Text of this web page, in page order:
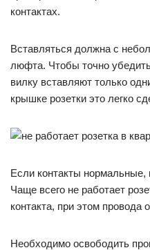
контактах.
Вставляться должна с
люфта. Чтобы точно
вилку вставляют только
крышке розетки это легко
Если контакты нормальные,
Чаще всего не работает
контакта, при этом провода
Необходимо освободить